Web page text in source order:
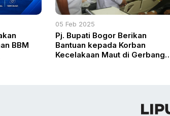
BBM
05 Feb 2025
Pj. Bupati Bogor Berikan
Bantuan kepada Korban
Kecelakaan Maut di Gerbang